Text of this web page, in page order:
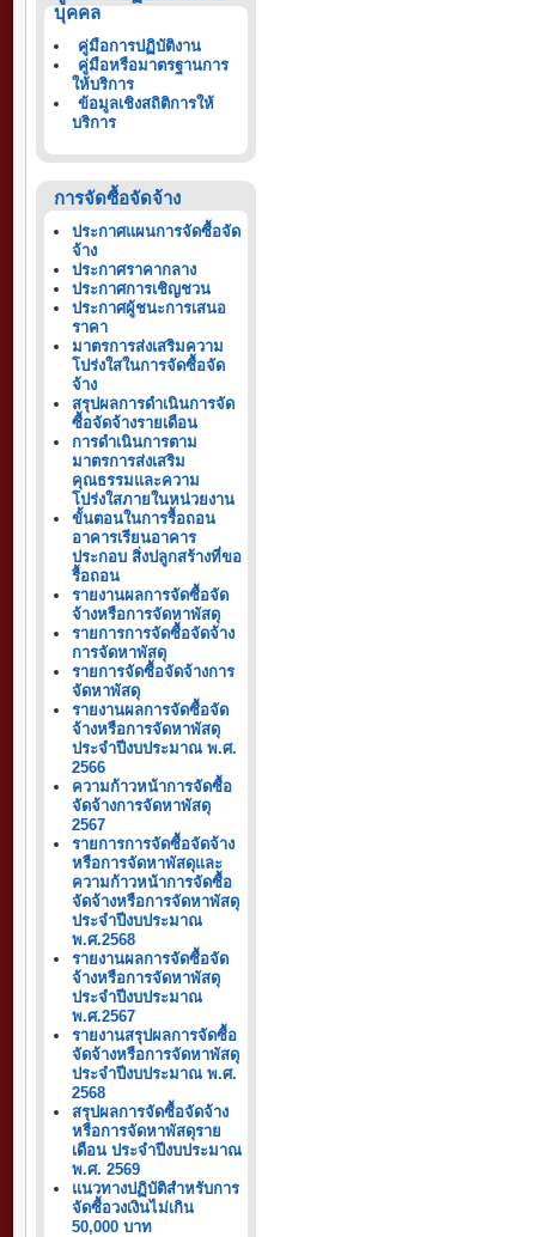
บุคคล
คู่มือการปฏิบัติงาน
คู่มือหรือมาตรฐานการ
ให้บริการ
ข้อมูลเชิงสถิติการให้
บริการ
การจัดซื้อจัดจ้าง
ประกาศแผนการจัดซื้อจัด
จ้าง
ประกาศราคากลาง
ประกาศการเชิญชวน
ประกาศผู้ชนะการเสนอ
ราคา
มาตรการส่งเสริมความ
โปร่งใสในการจัดซื้อจัด
จ้าง
สรุปผลการดำเนินการจัด
ซื้อจัดจ้างรายเดือน
การดำเนินการตาม
มาตรการส่งเสริม
คุณธรรมและความ
โปร่งใสภายในหน่วยงาน
ขั้นตอนในการรื้อถอน
อาคารเรียนอาคาร
ประกอบ สิ่งปลูกสร้างที่ขอ
รื้อถอน
รายงานผลการจัดซื้อจัด
จ้างหรือการจัดหาพัสดุ
รายการการจัดซื้อจัดจ้าง
การจัดหาพัสดุ
รายการจัดซื้อจัดจ้างการ
จัดหาพัสดุ
รายงานผลการจัดซื้อจัด
จ้างหรือการจัดหาพัสดุ
ประจำปีงบประมาณ พ.ศ.
2566
ความก้าวหน้าการจัดซื้อ
จัดจ้างการจัดหาพัสดุ
2567
รายการการจัดซื้อจัดจ้าง
หรือการจัดหาพัสดุและ
ความก้าวหน้าการจัดซื้อ
จัดจ้างหรือการจัดหาพัสดุ
ประจำปีงบประมาณ
พ.ศ.2568
รายงานผลการจัดซื้อจัด
จ้างหรือการจัดหาพัสดุ
ประจำปีงบประมาณ
พ.ศ.2567
รายงานสรุปผลการจัดซื้อ
จัดจ้างหรือการจัดหาพัสดุ
ประจำปีงบประมาณ พ.ศ.
2568
สรุปผลการจัดซื้อจัดจ้าง
หรือการจัดหาพัสดุราย
เดือน ประจำปีงบประมาณ
พ.ศ. 2569
แนวทางปฏิบัติสำหรับการ
จัดซื้อวงเงินไม่เกิน
50,000 บาท